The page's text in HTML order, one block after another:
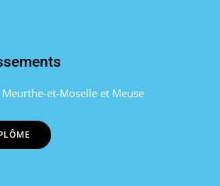
Meurthe-et-Moselle et Meuse